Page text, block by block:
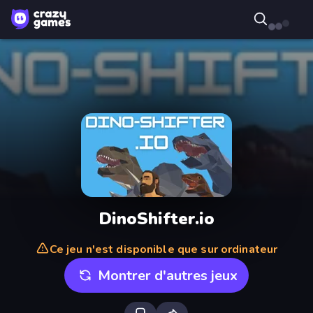
DinoShifter.io
Ce jeu n'est disponible que sur ordinateur
Montrer d'autres jeux